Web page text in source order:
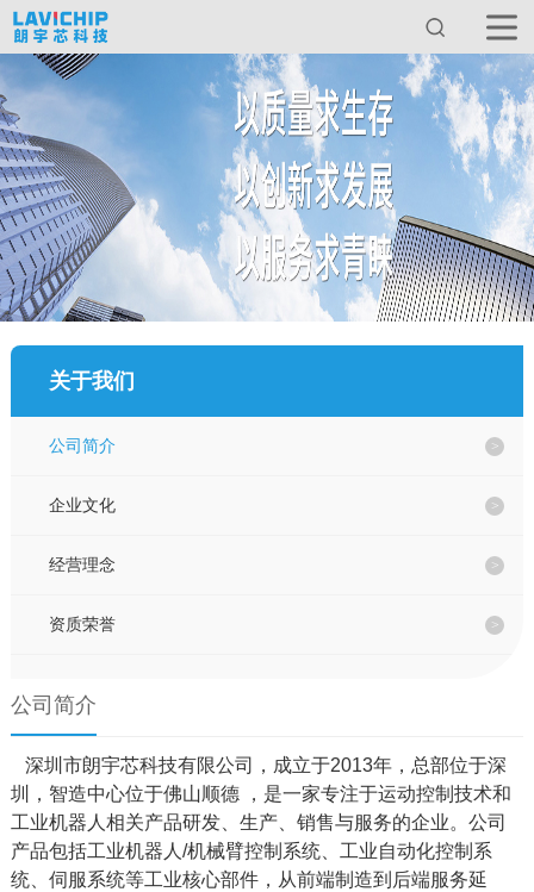
关于我们
产品中心
服务与支持
新闻动态
联系我们
EN
关于我们
公司简介
企业文化
经营理念
资质荣誉
公司简介
深圳市朗宇芯科技有限公司，成立于2013年，总部位于深
圳，智造中心位于佛山顺德 ，是一家专注于运动控制技术和
工业机器人相关产品研发、生产、销售与服务的企业。公司
产品包括工业机器人/机械臂控制系统、工业自动化控制系
统、伺服系统等工业核心部件，从前端制造到后端服务延